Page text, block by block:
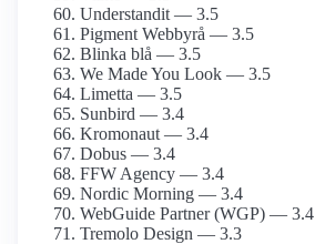
Understandit — 3.5
Pigment Webbyrå — 3.5
Blinka blå — 3.5
We Made You Look — 3.5
Limetta — 3.5
Sunbird — 3.4
Kromonaut — 3.4
Dobus — 3.4
FFW Agency — 3.4
Nordic Morning — 3.4
WebGuide Partner (WGP) — 3.4
Tremolo Design — 3.3